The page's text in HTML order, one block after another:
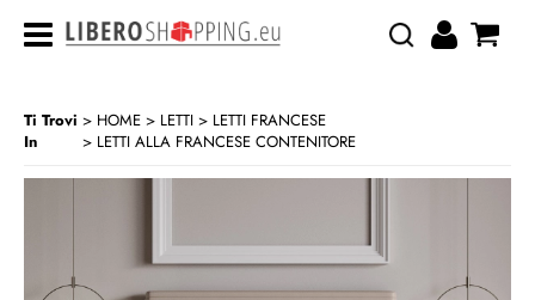
CATEGORIA: HOME> LETTI> LETTI FRANCESE> LETTI ALLA FRANCESE CONTENITORE
Ti Trovi
In
HOME LETTI
LETTI FRANCESE
LETTI ALLA FRANCESE CONTENITORE